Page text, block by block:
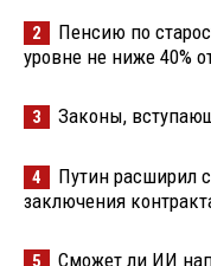
2
Пенсию по
уровне не ниже 40%
3 Законы,
4
Путин расширил
заключения
5 Сможет ли ИИ